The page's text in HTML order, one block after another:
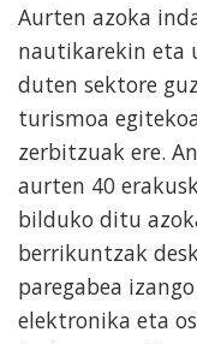
Aurten azoka
nautikarekin eta
duten sektore
turismoa
zerbitzuak ere.
aurten 40
bilduko ditu
berrikuntzak
paregabea
elektronika eta